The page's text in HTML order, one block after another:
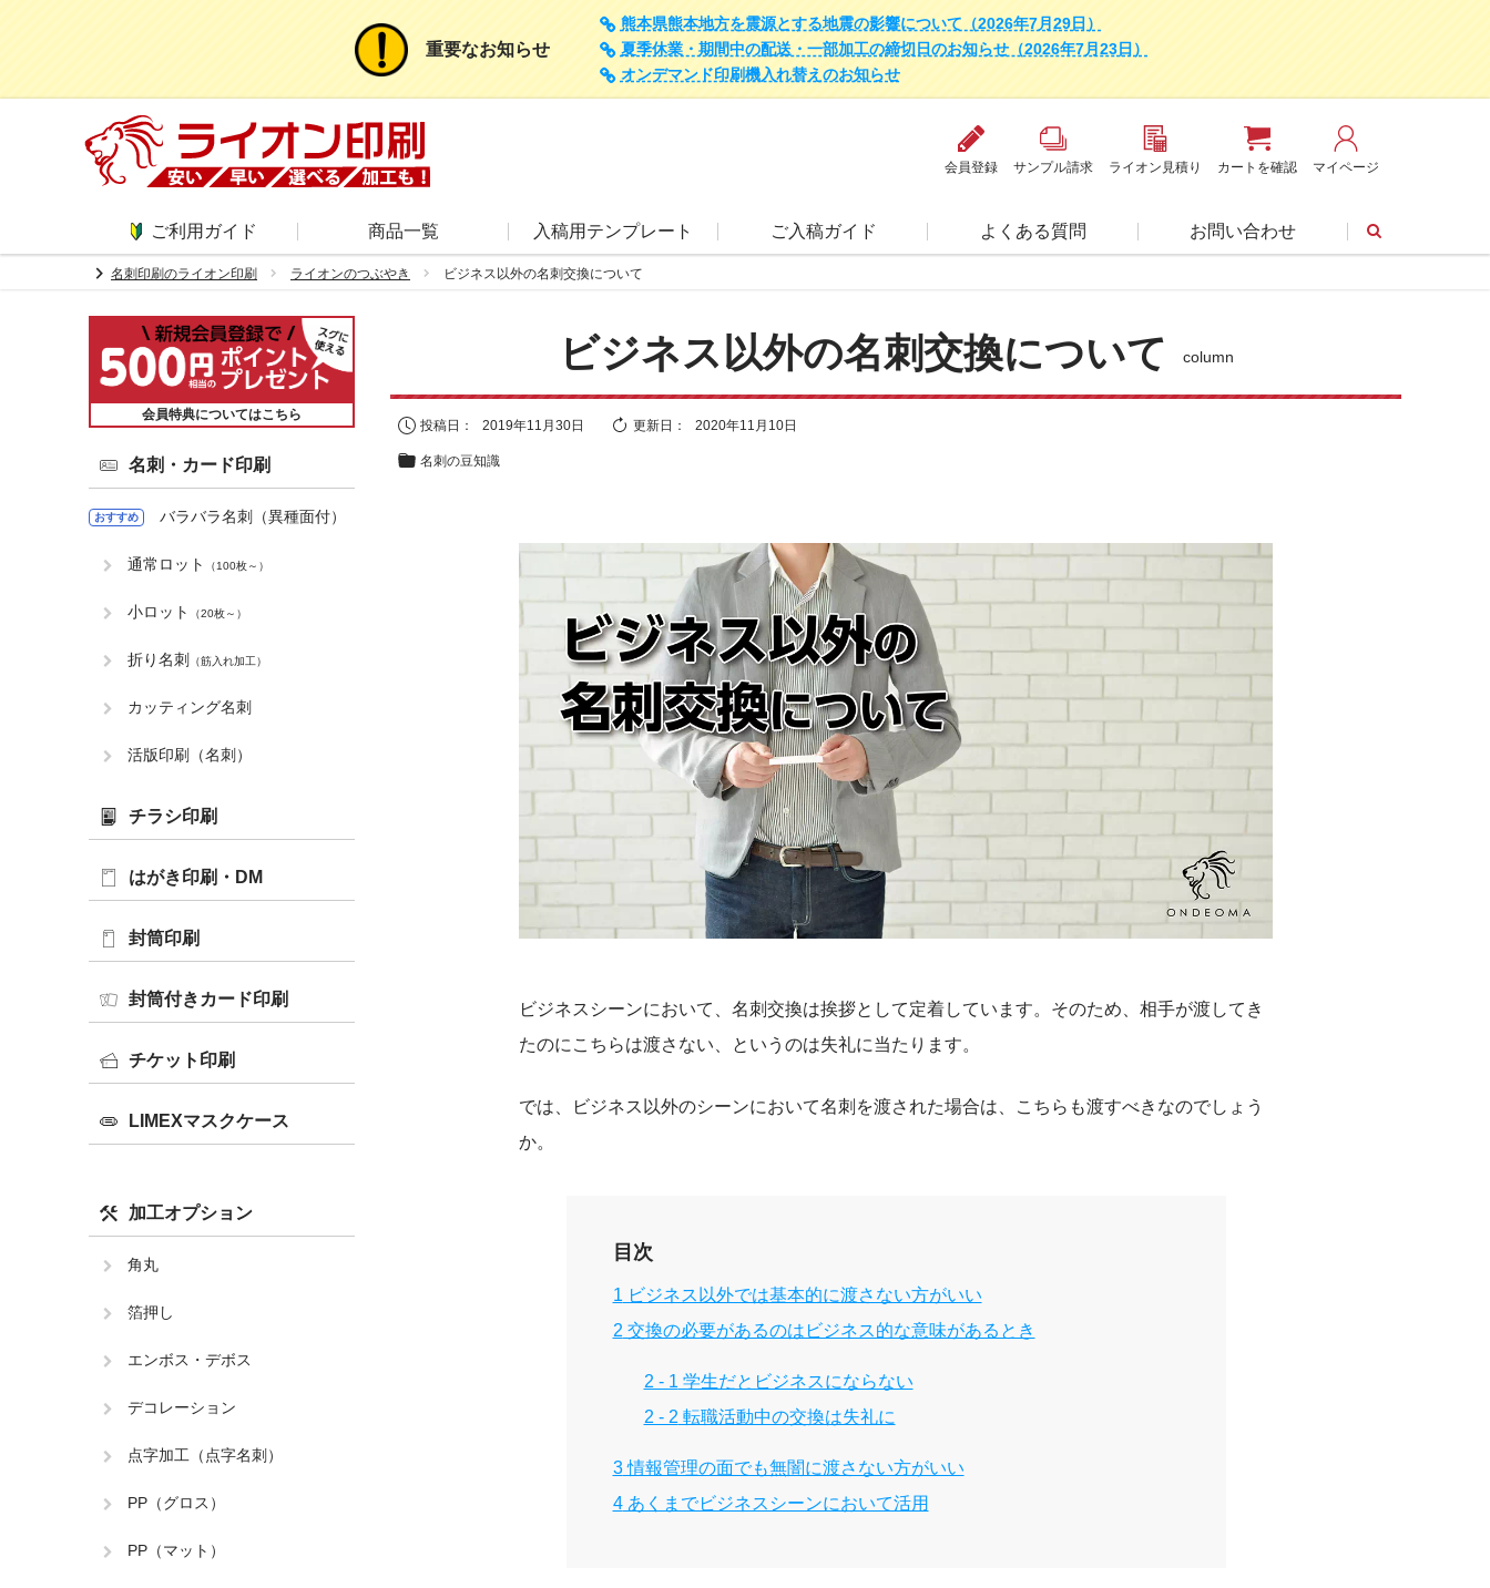
重要なお知らせ
熊本県熊本地方を震源とする地震の影響について（2026年7月29日）
夏季休業・期間中の配送・一部加工の締切日のお知らせ（2026年7月23日）
オンデマンド印刷機入れ替えのお知らせ
会員登録 サンプル請求 ライオン見積り カートを確認 マイページ
ご利用ガイド 商品一覧 入稿用テンプレート ご入稿ガイド よくある質問 お問い合わせ
chevron_right 名刺印刷のライオン印刷 ライオンのつぶやき ビジネス以外の名刺交換について
ビジネス以外の名刺交換について column
投稿日： 2019年11月30日 更新日： 2020年11月10日
名刺の豆知識
ビジネスシーンにおいて、名刺交換は挨拶として定着しています。そのため、相手が渡してき
たのにこちらは渡さない、というのは失礼に当たります。
では、ビジネス以外のシーンにおいて名刺を渡された場合は、こちらも渡すべきなのでしょう
か。
目次
1 ビジネス以外では基本的に渡さない方がいい
2 交換の必要があるのはビジネス的な意味があるとき
2 - 1 学生だとビジネスにならない
2 - 2 転職活動中の交換は失礼に
3情報管理の面でも無闇に渡さない方がいい
4あくまでビジネスシーンにおいて活用
会員特典についてはこちら
名刺・カード印刷
おすすめ バラバラ名刺（異種面付）
通常ロット （100枚～）
小ロット （20枚～）
折り名刺 （筋入れ加工）
カッティング名刺
活版印刷（名刺）
チラシ印刷
はがき印刷・DM
封筒印刷
封筒付きカード印刷
チケット印刷
LIMEXマスクケース
加工オプション
角丸
箔押し
エンボス・デボス
デコレーション
点字加工（点字名刺）
PP（グロス）
PP（マット）